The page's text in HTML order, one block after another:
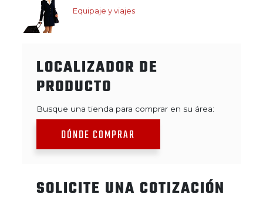
Equipaje y viajes
LOCALIZADOR DE
PRODUCTO
Busque una tienda para comprar en su área:
DÓNDE COMPRAR
SOLICITE UNA COTIZACIÓN